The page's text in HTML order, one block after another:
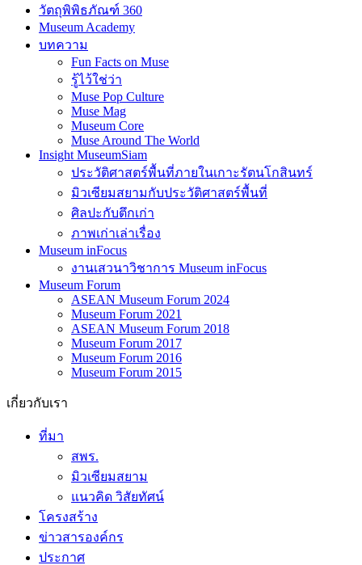
วัตถุพิพิธภัณฑ์ 360
Museum Academy
บทความ
Fun Facts on Muse
รู้ไว้ใช่ว่า
Muse Pop Culture
Muse Mag
Museum Core
Muse Around The World
Insight MuseumSiam
ประวัติศาสตร์พื้นที่ภายในเกาะรัตนโกสินทร์
มิวเซียมสยามกับประวัติศาสตร์พื้นที่
ศิลปะกับตึกเก่า
ภาพเก่าเล่าเรื่อง
Museum inFocus
งานเสวนาวิชาการ Museum inFocus
Museum Forum
ASEAN Museum Forum 2024
Museum Forum 2021
ASEAN Museum Forum 2018
Museum Forum 2017
Museum Forum 2016
Museum Forum 2015
เกี่ยวกับเรา
ที่มา
สพร.
มิวเซียมสยาม
แนวคิด วิสัยทัศน์
โครงสร้าง
ข่าวสารองค์กร
ประกาศ